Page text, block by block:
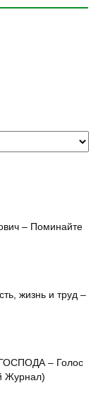
– Поминайте
жизнь и труд –
– Голос
Журнал)